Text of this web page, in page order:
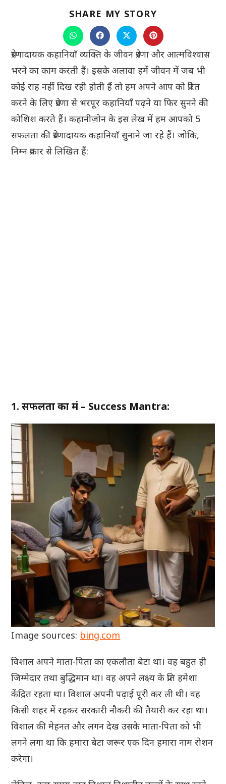
SHARE MY STORY
CONTENT
Opens
in
a
new
window
Opens
in
a
new
window
Opens
in
a
new
window
Opens
in
a
new
window
प्रेरणादायक कहानियाँ व्यक्ति के जीवन प्रेरणा और आत्मविश्वास
भरने का काम करती हैं। इसके अलावा हमें जीवन में जब भी
कोई राह नहीं दिख रही होती हैं तो हम अपने आप को प्रेरित
करने के लिए प्रेरणा से भरपूर कहानियाँ पढ़ने या फिर सुनने की
कोशिश करते हैं। कहानीज़ोन के इस लेख में हम आपको 5
सफलता की प्रेरणादायक कहानियाँ सुनाने जा रहे हैं। जोकि,
निम्न प्रकार से लिखित हैं:
1. सफलता का मंत्र – Success Mantra:
Image sources: bing.com
विशाल अपने माता-पिता का एकलौता बेटा था। वह बहुत ही
जिम्मेदार तथा बुद्धिमान था। वह अपने लक्ष्य के प्रति हमेशा
केंद्रित रहता था। विशाल अपनी पढ़ाई पूरी कर ली थी। वह
किसी शहर में रहकर सरकारी नौकरी की तैयारी कर रहा था।
विशाल की मेहनत और लगन देख उसके माता-पिता को भी
लगने लगा था कि हमारा बेटा जरूर एक दिन हमारा नाम रोशन
करेगा।